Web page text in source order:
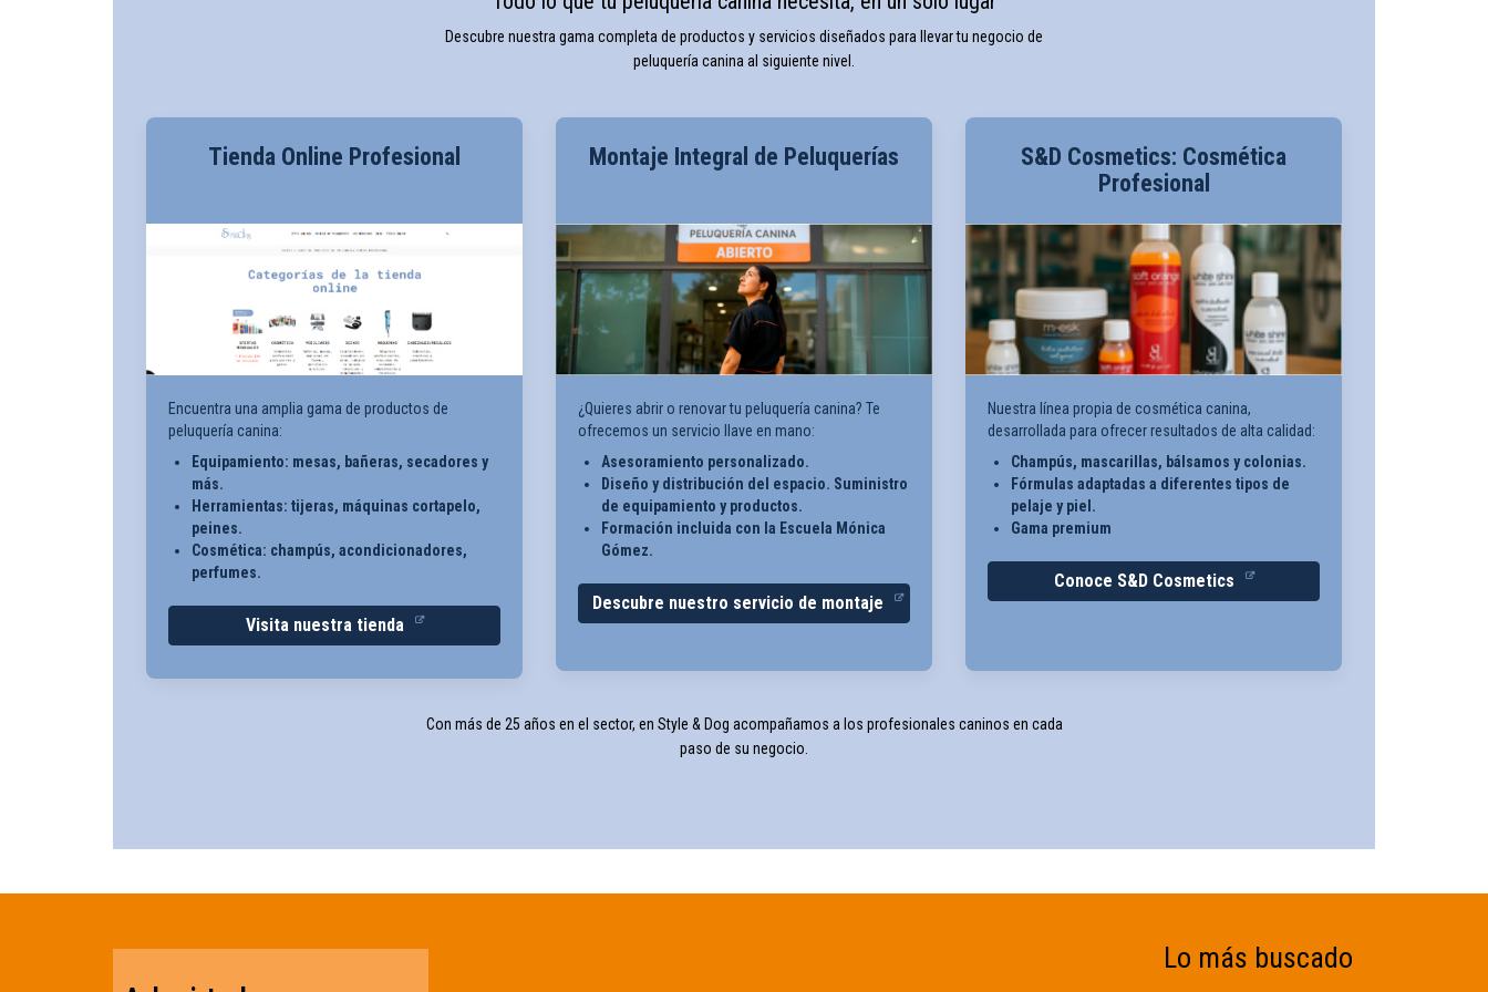
Descubre nuestra gama completa de productos y servicios diseñados para llevar tu negocio de
peluquería canina al siguiente nivel.
Tienda Online Profesional
Encuentra una amplia gama de productos de
peluquería canina:
Equipamiento: mesas, bañeras, secadores y
más.
Herramientas: tijeras, máquinas cortapelo,
peines.
Cosmética: champús, acondicionadores,
perfumes.
Visita nuestra tienda
Montaje Integral de Peluquerías
¿Quieres abrir o renovar tu peluquería canina? Te
ofrecemos un servicio llave en mano:
Asesoramiento personalizado.
Diseño y distribución del espacio. Suministro
de equipamiento y productos.
Formación incluida con la Escuela Mónica
Gómez.
Descubre nuestro servicio de montaje
S&D Cosmetics: Cosmética
Profesional
Nuestra línea propia de cosmética canina,
desarrollada para ofrecer resultados de alta calidad:
Champús, mascarillas, bálsamos y colonias.
Fórmulas adaptadas a diferentes tipos de
pelaje y piel.
Gama premium
Conoce S&D Cosmetics
Con más de 25 años en el sector, en Style & Dog acompañamos a los profesionales caninos en cada
paso de su negocio.
Lo más buscado